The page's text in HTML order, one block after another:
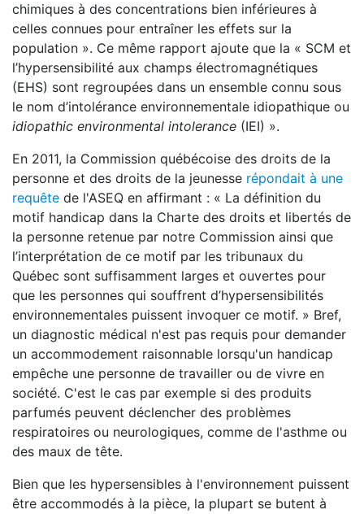
chimiques à des concentrations bien inférieures à
celles connues pour entraîner les effets sur la
population ». Ce même rapport ajoute que la « SCM et
l’hypersensibilité aux champs électromagnétiques
(EHS) sont regroupées dans un ensemble connu sous
le nom d’intolérance environnementale idiopathique ou
idiopathic environmental intolerance (IEI) ».
En 2011, la Commission québécoise des droits de la
personne et des droits de la jeunesse répondait à une
requête de l'ASEQ en affirmant : « La définition du
motif handicap dans la Charte des droits et libertés de
la personne retenue par notre Commission ainsi que
l’interprétation de ce motif par les tribunaux du
Québec sont suffisamment larges et ouvertes pour
que les personnes qui souffrent d’hypersensibilités
environnementales puissent invoquer ce motif. » Bref,
un diagnostic médical n'est pas requis pour demander
un accommodement raisonnable lorsqu'un handicap
empêche une personne de travailler ou de vivre en
société. C'est le cas par exemple si des produits
parfumés peuvent déclencher des problèmes
respiratoires ou neurologiques, comme de l'asthme ou
des maux de tête.
Bien que les hypersensibles à l'environnement puissent
être accommodés à la pièce, la plupart se butent à